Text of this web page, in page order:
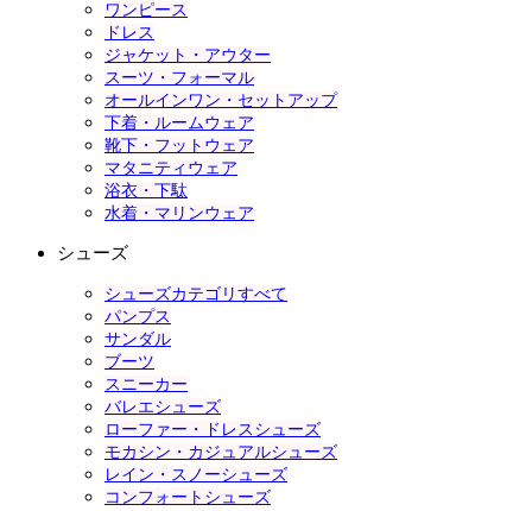
ワンピース
ドレス
ジャケット・アウター
スーツ・フォーマル
オールインワン・セットアップ
下着・ルームウェア
靴下・フットウェア
マタニティウェア
浴衣・下駄
水着・マリンウェア
シューズ
シューズカテゴリすべて
パンプス
サンダル
ブーツ
スニーカー
バレエシューズ
ローファー・ドレスシューズ
モカシン・カジュアルシューズ
レイン・スノーシューズ
コンフォートシューズ